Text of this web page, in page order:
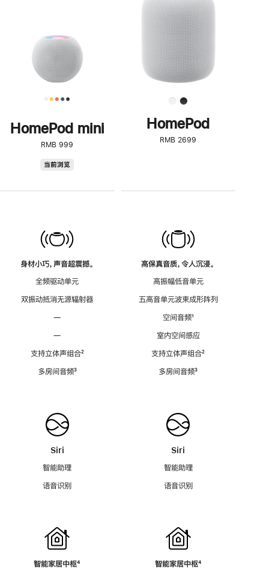
HomePod mini
RMB 999
当前浏览
身材小巧，声音超震撼。
全频驱动单元
双振动抵消无源辐射器
—
—
支持立体声组合脚
²
多房间音频脚
³
Siri
智能助理
语音识别
智能家居中枢脚
⁴
了
解
HomePod<
HomePod
RMB 2699
高保真音质，令人沉浸。
高振幅低音单元
五高音单元波束成形阵列
空间音频脚
¹
室内空间感应
支持立体声组合脚
²
多房间音频脚
³
Siri
智能助理
语音识别
智能家居中枢脚
⁴